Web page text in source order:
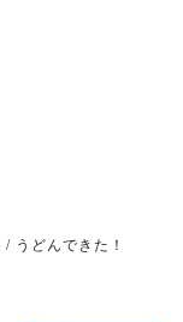
うどんできた！